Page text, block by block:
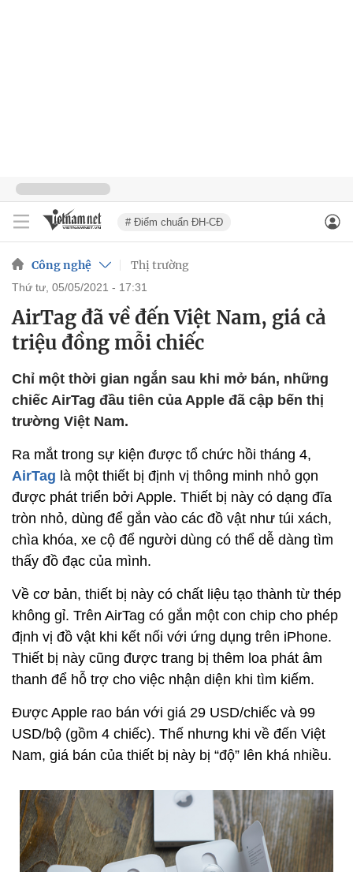
# Điểm chuẩn ĐH-CĐ
Công nghệ Thị trường
thứ tư, 05/05/2021 - 17:31
AirTag đã về đến Việt Nam, giá cả
triệu đồng mỗi chiếc
Chỉ một thời gian ngắn sau khi mở bán, những
chiếc AirTag đầu tiên của Apple đã cập bến thị
trường Việt Nam.
Ra mắt trong sự kiện được tổ chức hồi tháng 4,
AirTag là một thiết bị định vị thông minh nhỏ gọn
được phát triển bởi Apple. Thiết bị này có dạng đĩa
tròn nhỏ, dùng để gắn vào các đồ vật như túi xách,
chìa khóa, xe cộ để người dùng có thể dễ dàng tìm
thấy đồ đạc của mình.
Về cơ bản, thiết bị này có chất liệu tạo thành từ thép
không gỉ. Trên AirTag có gắn một con chip cho phép
định vị đồ vật khi kết nối với ứng dụng trên iPhone.
Thiết bị này cũng được trang bị thêm loa phát âm
thanh để hỗ trợ cho việc nhận diện khi tìm kiếm.
Được Apple rao bán với giá 29 USD/chiếc và 99
USD/bộ (gồm 4 chiếc). Thế nhưng khi về đến Việt
Nam, giá bán của thiết bị này bị “độ” lên khá nhiều.